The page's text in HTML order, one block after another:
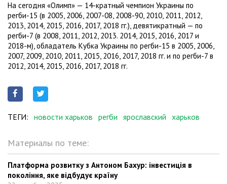
На сегодня «Олимп» — 14-кратный чемпион Украины по
регби-15 (в 2005, 2006, 2007-08, 2008-90, 2010, 2011, 2012,
2013, 2014, 2015, 2016, 2017, 2018 гг.), девятикратный — по
регби-7 (в 2008, 2011, 2012, 2013. 2014, 2015, 2016, 2017 и
2018-м), обладатель Кубка Украины по регби-15 в 2005, 2006,
2007, 2009, 2010, 2011, 2015, 2016, 2017, 2018 гг. и по регби-7 в
2012, 2014, 2015, 2016, 2017, 2018 гг.
ТЕГИ: новости харьков регби ярославский харьков
Материалы по теме:
Платформа розвитку з Антоном Бахур: інвестиція в
покоління, яке відбудує країну